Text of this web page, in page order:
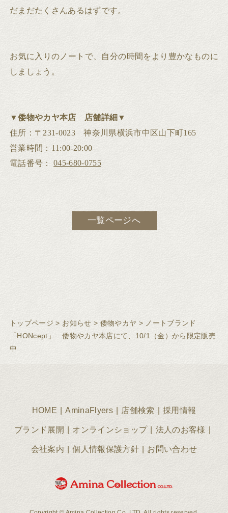
だまだたくさんあるはずです。
お気に入りのノートで、自分の時間をより豊かなものに
しましょう。
▼倭物やカヤ本店 店舗詳細 ▼
住所：〒231-0023 神奈川県横浜市中区山下町165
営業時間：11:00-20:00
電話番号：045-680-0755
一覧ページへ
トップページ > お知らせ > 倭物やカヤ > ノートブランド
「HONcept」 倭物やカヤ本店にて、10/1（金）から限定販売
中
HOME AminaFlyers 店舗検索 採用情報
ブランド展開 オンラインショップ 法人のお客様
会社案内 個人情報保護方針 お問い合わせ